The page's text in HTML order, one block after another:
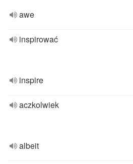
awe
inspirować
inspire
aczkolwiek
albeit